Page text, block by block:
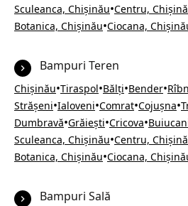
Sculeanca, Chișinău•Centru,
Botanica, Chișinău•Ciocana,
Bampuri Teren
Chișinău•Tiraspol•Bălți•Bender•
Strășeni•Ialoveni•Comrat•Cojușna•
Dumbravă•Grăiești•Cricova•
Sculeanca, Chișinău•Centru,
Botanica, Chișinău•Ciocana,
Bampuri Sală